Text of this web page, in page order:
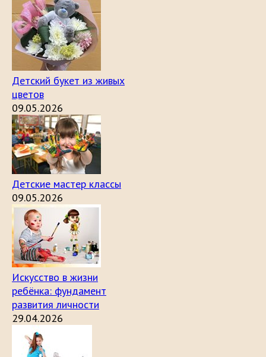
Детский букет из живых
цветов
09.05.2026
Детские мастер классы
09.05.2026
Искусство в жизни
ребёнка: фундамент
развития личности
29.04.2026